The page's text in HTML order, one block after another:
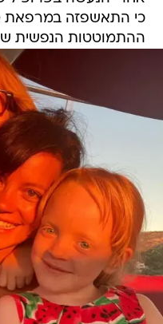
כי התאשפזה במרפאת
ההתמוטטות הנפשית